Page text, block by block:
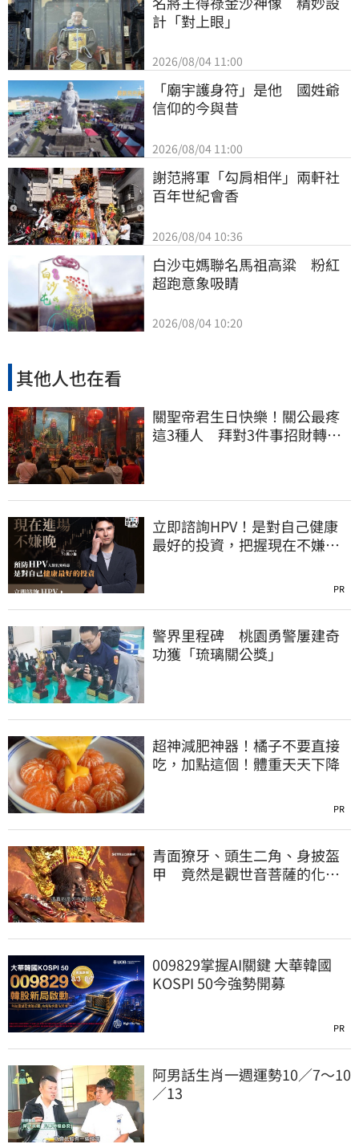
計「對上眼」
2026/08/04 11:00
「廟宇護身符」是他　國姓爺
信仰的今與昔
2026/08/04 11:00
謝范將軍「勾肩相伴」兩軒社
百年世紀會香
2026/08/04 10:36
白沙屯媽聯名馬祖高粱　粉紅
超跑意象吸睛
2026/08/04 10:20
其他人也在看
關聖帝君生日快樂！關公最疼
這3種人 拜對3件事招財轉運
立即諮詢HPV！是對自己健康
最好的投資，把握現在不嫌
PR
警界里程碑 桃園勇警屢建奇
功獲「琉璃關公獎」
超神減肥神器！橘子不要直接
吃，加點這個！體重天天下降
PR
青面獠牙、頭生二角、身披盔
甲 竟然是觀世音菩薩的化
009829掌握AI關鍵 大華韓國
KOSPI 50今強勢開募
PR
阿男話生肖一週運勢10／7～10
／13